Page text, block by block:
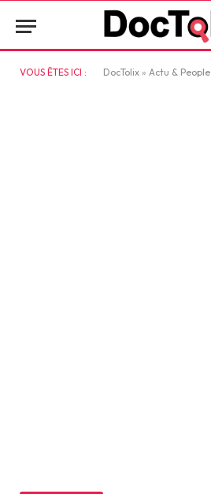
VOUS ÊTES ICI : DocTolix » Actu & People